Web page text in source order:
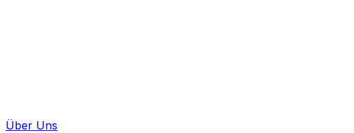
Über Uns